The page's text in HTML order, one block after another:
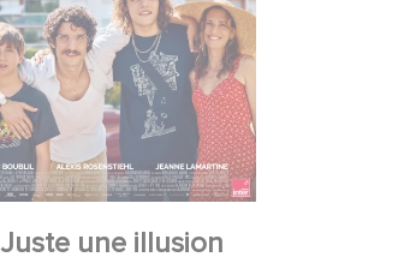
Juste une illusion